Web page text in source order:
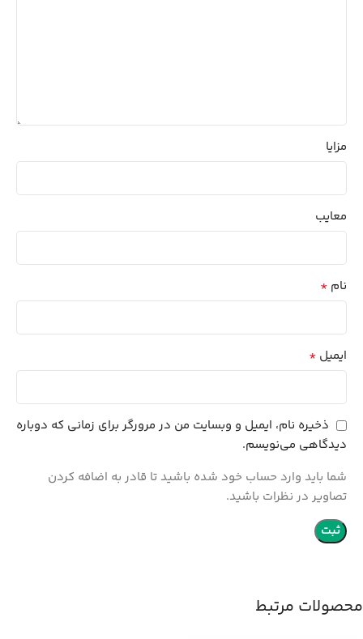
مزایا
معایب
نام *
ایمیل *
ذخیره نام، ایمیل و وبسایت من در مرورگر برای زمانی که دوباره
دیدگاهی می‌نویسم.
شما باید وارد حساب خود شده باشید تا قادر به اضافه کردن
تصاویر در نظرات باشید.
محصولات مرتبط